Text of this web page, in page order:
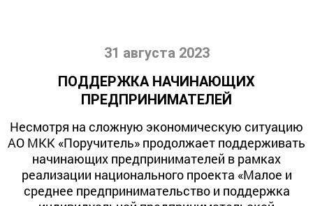
31 августа 2023
ПОДДЕРЖКА НАЧИНАЮЩИХ
ПРЕДПРИНИМАТЕЛЕЙ
Несмотря на сложную экономическую ситуацию
АО МКК «Поручитель» продолжает поддерживать
начинающих предпринимателей в рамках
реализации национального проекта «Малое и
среднее предпринимательство и поддержка